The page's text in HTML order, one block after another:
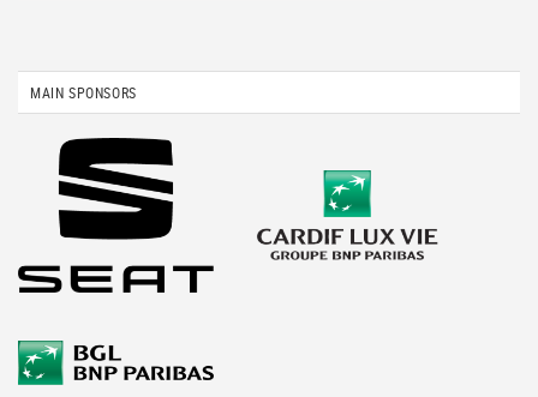
MAIN SPONSORS